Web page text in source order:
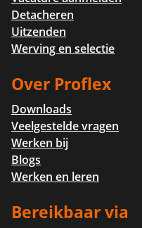
Detacheren
Uitzenden
Werving en selectie
Over Proflex
Downloads
Veelgestelde vragen
Werken bij
Blogs
Werken en leren
Bereikbaar via